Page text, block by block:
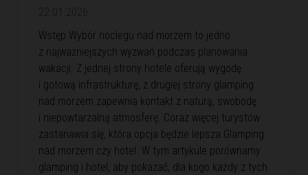
Wstęp Wybór noclegu nad morzem to jedno
z najważniejszych wyzwań podczas planowania
wakacji. Z jednej strony hotele oferują wygodę
i gotową infrastrukturę, z drugiej strony glamping
nad morzem zapewnia kontakt z naturą, swobodę
i niepowtarzalną atmosferę. Coraz więcej turystów
zastanawia się, która opcja będzie lepsza Glamping
nad morzem czy hotel. W tym artykule porównamy
glamping i hotel, aby pokazać, dla kogo każdy z tych